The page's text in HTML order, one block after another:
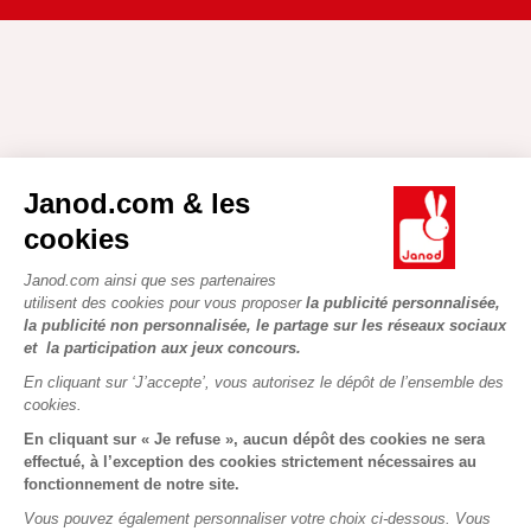
Janod.com & les
cookies
Janod.com ainsi que ses partenaires
utilisent des cookies pour vous proposer la publicité personnalisée,
la publicité non personnalisée, le partage sur les réseaux sociaux
et la participation aux jeux concours.
En cliquant sur ‘J’accepte’, vous autorisez le dépôt de l’ensemble des
cookies.
En cliquant sur « Je refuse », aucun dépôt des cookies ne sera
effectué, à l’exception des cookies strictement nécessaires au
fonctionnement de notre site.
Vous pouvez également personnaliser votre choix ci-dessous. Vous